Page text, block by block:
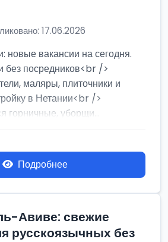
17.06.2026
новые вакансии на сегодня.
без посредников<br />
маляры, плиточники и
в Нетании<br />
горничные, уборщи...
Подробнее
Авиве: свежие
русскоязычных без